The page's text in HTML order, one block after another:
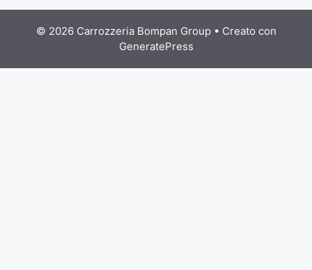
© 2026 Carrozzeria Bompan Group• Creato con
GeneratePress